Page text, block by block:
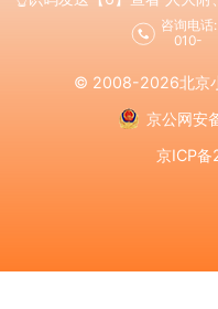
咨询电话:
010-
© 2008-2026北京
京公网安
京ICP